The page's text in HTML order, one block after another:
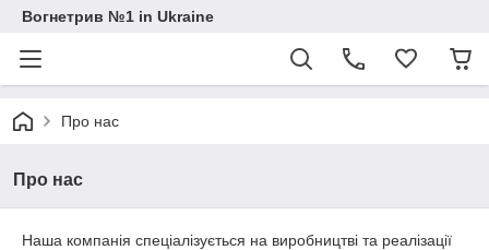
Вогнетрив №1 in Ukraine
Про нас
Про нас
Наша компанія спеціалізується на виробництві та реалізації